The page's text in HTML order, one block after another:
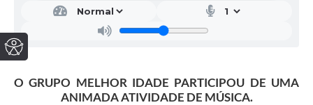
O GRUPO MELHOR IDADE PARTICIPOU DE UMA
ANIMADA ATIVIDADE DE MÚSICA.